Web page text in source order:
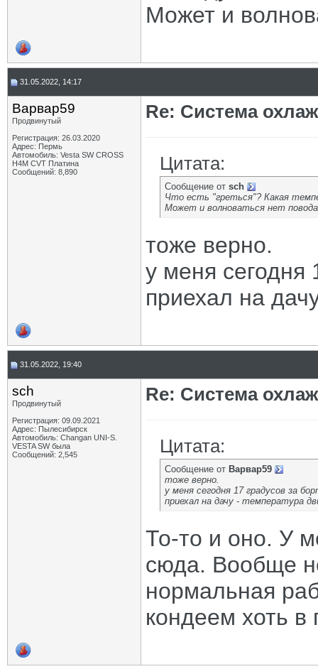
Может и
31.05.2022, 14:17
Варвар59
Продвинутый
Регистрация: 26.03.2020
Адрес: Пермь
Автомобиль: Vesta SW CROSS
H4M CVT Платина
Сообщений: 8,890
Re: Система
Цитата:
Сообщение от sch
Что есть "греться"? Какая
Может и волноваться нет
тоже верно.
у меня сегодня
приехал на
31.05.2022, 19:40
sch
Продвинутый
Регистрация: 09.09.2021
Адрес: Пылесибирск
Автомобиль: Changan UNI-S.
VESTA SW была
Сообщений: 2,545
Re: Система
Цитата:
Сообщение от Варвар59
тоже верно.
у меня сегодня 17 градусов за
приехал на дачу - температура
То-то и оно. У
сюда. Вообще
нормальная
кондеем хоть